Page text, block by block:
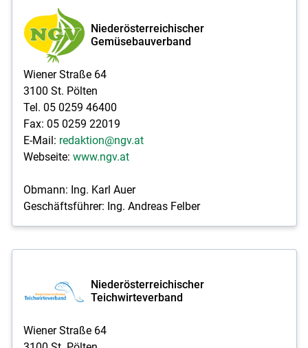
Niederösterreichischer
Gemüsebauverband
Wiener Straße 64
3100 St. Pölten
Tel. 05 0259 46400
Fax: 05 0259 22019
E-Mail: redaktion@ngv.at
Webseite: www.ngv.at
Obmann: Ing. Karl Auer
Geschäftsführer: Ing. Andreas Felber
Niederösterreichischer
Teichwirteverband
Wiener Straße 64